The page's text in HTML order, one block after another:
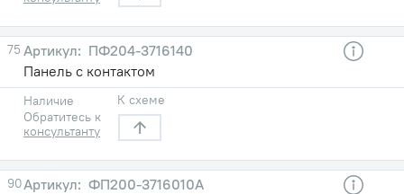
75
ПФ204-3716140
Панель с контактом
Наличие
Обратитесь к
консультанту
К схеме
90
ФП200-3716010А